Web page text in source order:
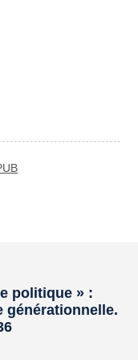
politique » :
générationnelle.